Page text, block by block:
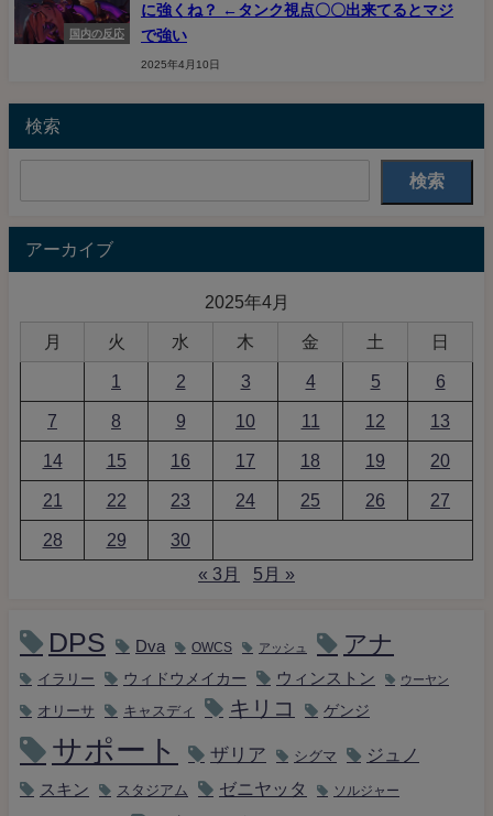
国内の反応
に強くね？ ←タンク視点〇〇出来てるとマジ
で強い
2025年4月10日
検索
検索
アーカイブ
2025年4月
月 火 水 木 金 土 日
1 2 3 4 5 6
7 8 9 10 11 12 13
14 15 16 17 18 19 20
21 22 23 24 25 26 27
28 29
30
« 3月
5月 »
DPS Dva OWCS アッシュ アナ
イラリー ウィドウメイカー ウィンストン ウーヤン
オリーサ キャスディ キリコ ゲンジ
サポート ザリア シグマ ジュノ
スキン スタジアム ゼニヤッタ ソルジャー